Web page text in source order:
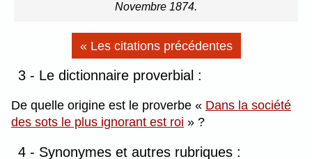
Novembre 1874.
« Les citations précédentes
3 - Le dictionnaire proverbial :
De quelle origine est le proverbe
Dans la société
des sots le plus ignorant est roi
?
4 - Synonymes et autres rubriques :